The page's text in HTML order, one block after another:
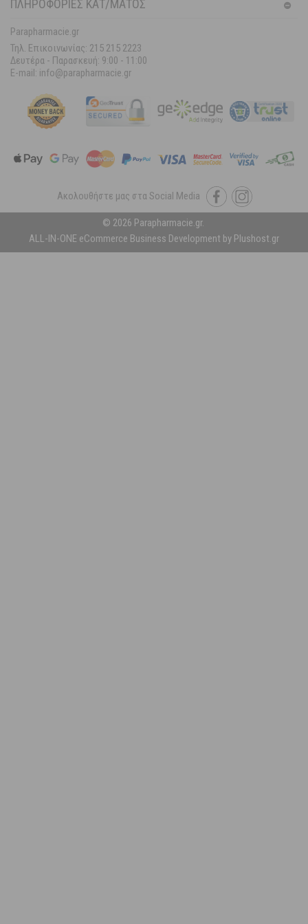
ΠΛΗΡΟΦΟΡΙΕΣ ΚΑΤ/ΜΑΤΟΣ
Parapharmacie.gr
Τηλ. Επικοινωνίας: 215 215 2223
Δευτέρα - Παρασκευή: 9:00 - 11:00
E-mail: info@parapharmacie.gr
Ακολουθήστε μας στα Social Media
© 2026 Parapharmacie.gr.
ALL-IN-ONE eCommerce Business Development by Plushost.gr